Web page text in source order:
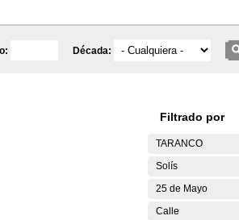
Década:
Filtrado por
TARANCO
Solís
25 de Mayo
Calle